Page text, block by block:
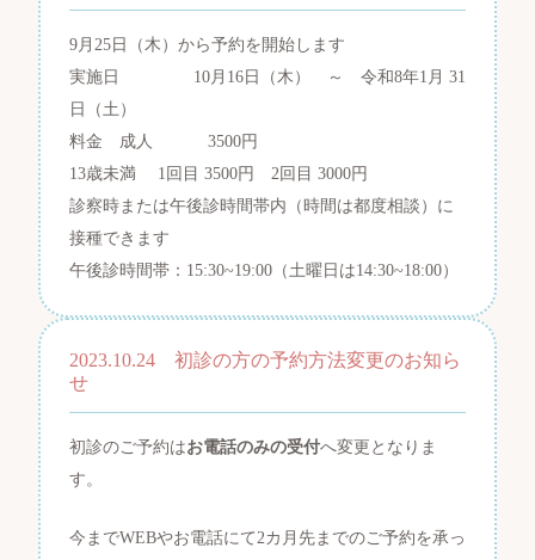
9月25日（木）から予約を開始します
実施日 10月16日（木） ～ 令和8年1月 31
日（土）
料金 成人 3500円
13歳未満 1回目 3500円 2回目 3000円
診察時または午後診時間帯内（時間は都度相談）に
接種できます
午後診時間帯：15:30~19:00（土曜日は14:30~18:00）
2023.10.24 初診の方の予約方法変更のお知ら
せ
初診のご予約はお電話のみの受付へ変更となりま
す。
今までWEBやお電話にて2カ月先までのご予約を承っ